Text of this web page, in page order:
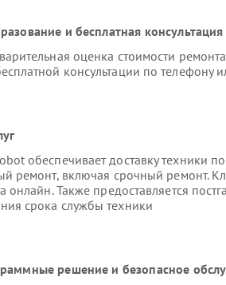
и бесплатная консультация
оценка стоимости
консультации по телефону
обеспечивает доставку техники
ремонт, включая срочный ремонт.
онлайн. Также предоставляется
срока службы техники
решение и безопасное